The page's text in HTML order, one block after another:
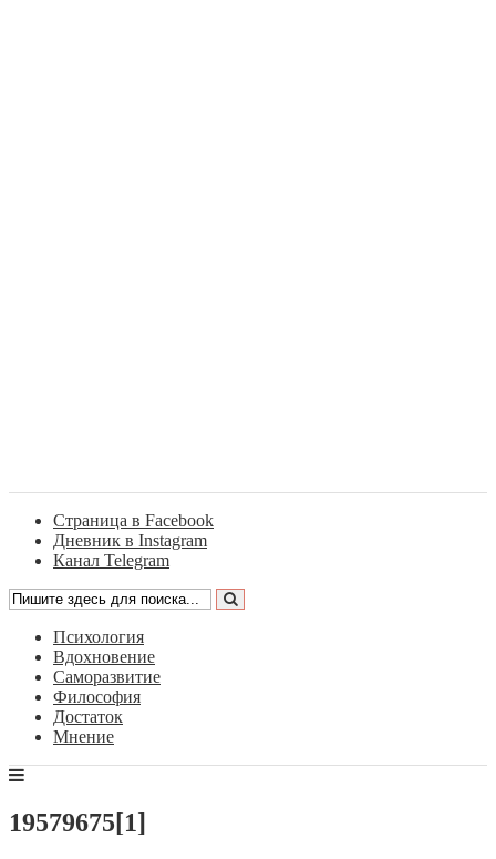
Страница в Facebook
Дневник в Instagram
Канал Telegram
Психология
Вдохновение
Саморазвитие
Философия
Достаток
Мнение
19579675[1]